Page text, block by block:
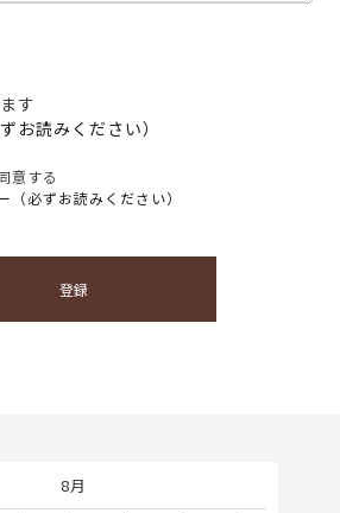
す
お読みください）
意する
（必ずお読みください）
登録
8月